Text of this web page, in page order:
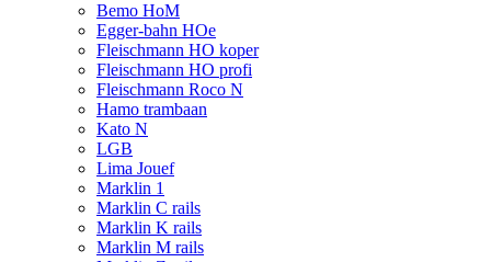
Bemo HoM
Egger-bahn HOe
Fleischmann HO koper
Fleischmann HO profi
Fleischmann Roco N
Hamo trambaan
Kato N
LGB
Lima Jouef
Marklin 1
Marklin C rails
Marklin K rails
Marklin M rails